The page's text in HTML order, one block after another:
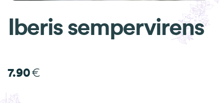
Iberis sempervirens
7.90€